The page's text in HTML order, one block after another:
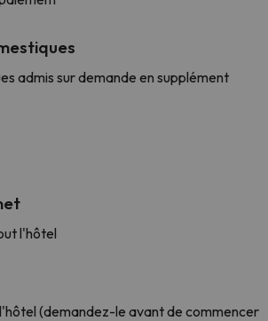
admis sur demande en supplément
l'hôtel
(demandez-le avant de commencer